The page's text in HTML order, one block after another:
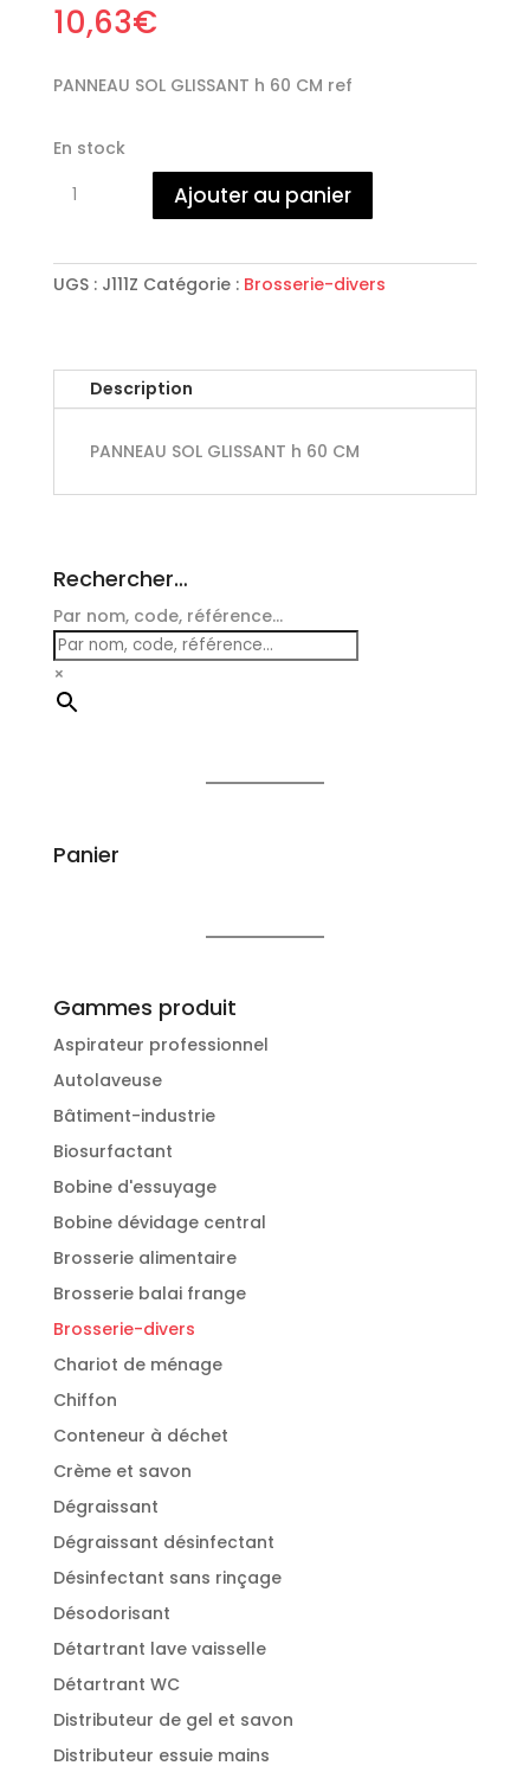
10,63€
PANNEAU SOL GLISSANT h 60 CM ref
En stock
de
GLISSANT
CM
Ajouter au panier
UGS : J111Z Catégorie : Brosserie-divers
Description
PANNEAU SOL GLISSANT h 60 CM
Rechercher…
Par nom, code, référence...
×
Panier
Gammes produit
Aspirateur professionnel
Autolaveuse
Bâtiment-industrie
Biosurfactant
Bobine d'essuyage
Bobine dévidage central
Brosserie alimentaire
Brosserie balai frange
Brosserie-divers
Chariot de ménage
Chiffon
Conteneur à déchet
Crème et savon
Dégraissant
Dégraissant désinfectant
Désinfectant sans rinçage
Désodorisant
Détartrant lave vaisselle
Détartrant WC
Distributeur de gel et savon
Distributeur essuie mains